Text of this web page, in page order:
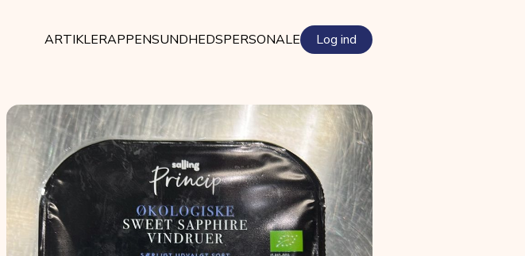
ARTIKLERAPPENSUNDHEDSPERSONALE Log ind